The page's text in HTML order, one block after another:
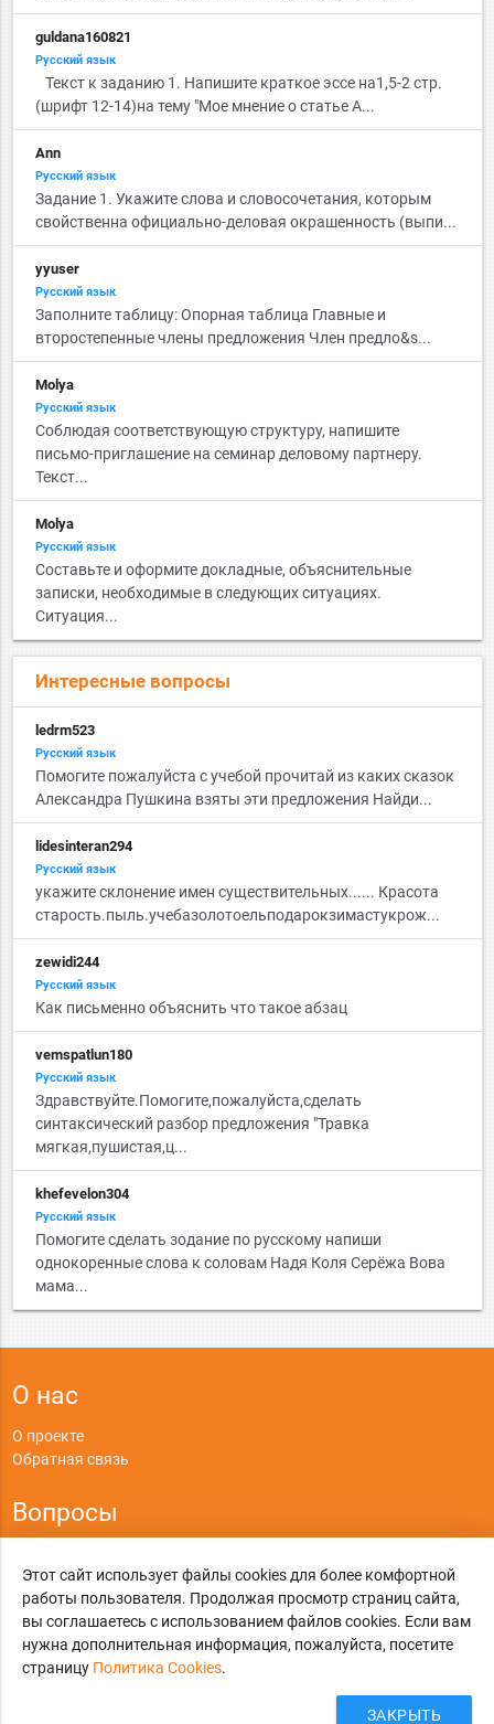
guldana160821
Русский язык
Текст к заданию 1. Напишите краткое эссе на1,5-2 стр.
(шрифт 12-14)на тему "Мое мнение о статье А...
Ann
Русский язык
Задание 1. Укажите слова и словосочетания, которым
свойственна официально-деловая окрашенность (выпи...
yyuser
Русский язык
Заполните таблицу: Опорная таблица Главные и
второстепенные члены предложения Член предло&s...
Molya
Русский язык
Соблюдая соответствующую структуру, напишите
письмо-приглашение на семинар деловому партнеру.
Текст...
Molya
Русский язык
Составьте и оформите докладные, объяснительные
записки, необходимые в следующих ситуациях.
Ситуация...
Интересные вопросы
ledrm523
Русский язык
Помогите пожалуйста с учебой прочитай из каких сказок
Александра Пушкина взяты эти предложения Найди...
lidesinteran294
Русский язык
укажите склонение имен существительных...... Красота
старость.пыль.учебазолотоельподарокзимастукрож...
zewidi244
Русский язык
Как письменно объяснить что такое абзац
vemspatlun180
Русский язык
Здравствуйте.Помогите,пожалуйста,сделать
синтаксический разбор предложения "Травка
мягкая,пушистая,ц...
khefevelon304
Русский язык
Помогите сделать зодание по русскому напиши
однокоренные слова к соловам Надя Коля Серёжа Вова
мама...
О нас
О проекте
Обратная связь
Вопросы
Политика конфиденциальности
©Online-Otvet.ru, 2012-2026
Этот сайт использует cookiesПолитика Cookies
Этот сайт использует файлы cookies для более комфортной
работы пользователя. Продолжая просмотр страниц сайта,
вы соглашаетесь с использованием файлов cookies. Если вам
нужна дополнительная информация, пожалуйста, посетите
страницу Политика Cookies.
ЗАКРЫТЬ